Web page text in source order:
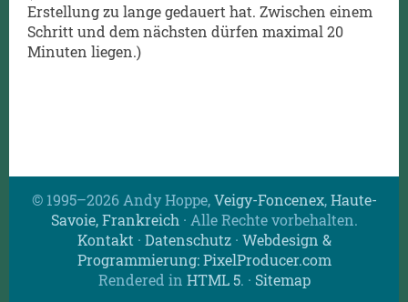
Erstellung zu lange gedauert hat. Zwischen einem
Schritt und dem nächsten dürfen maximal 20
Minuten liegen.)
© 1995–2026 Andy Hoppe,Veigy-Foncenex,Haute-
Savoie, Frankreich · Alle Rechte vorbehalten.
Kontakt · Datenschutz· Webdesign &
Programmierung: PixelProducer.com
Rendered in HTML 5. · Sitemap